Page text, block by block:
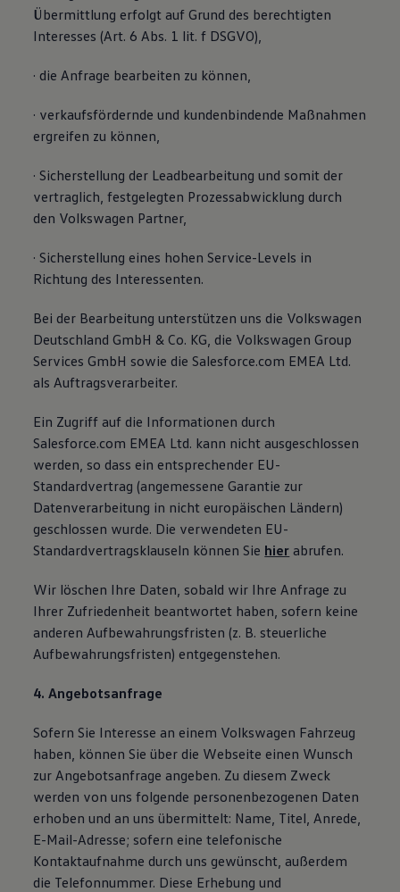
Übermittlung erfolgt auf Grund des berechtigten
Interesses (Art. 6 Abs. 1 lit. f DSGVO),
· die Anfrage bearbeiten zu können,
· verkaufsfördernde und kundenbindende Maßnahmen
ergreifen zu können,
· Sicherstellung der Leadbearbeitung und somit der
vertraglich, festgelegten Prozessabwicklung durch
den Volkswagen Partner,
· Sicherstellung eines hohen Service-Levels in
Richtung des Interessenten.
Bei der Bearbeitung unterstützen uns die Volkswagen
Deutschland GmbH & Co. KG, die Volkswagen Group
Services GmbH sowie die Salesforce.com EMEA Ltd.
als Auftragsverarbeiter.
Ein Zugriff auf die Informationen durch
Salesforce.com EMEA Ltd. kann nicht ausgeschlossen
werden, so dass ein entsprechender EU-
Standardvertrag (angemessene Garantie zur
Datenverarbeitung in nicht europäischen Ländern)
geschlossen wurde. Die verwendeten EU-
Standardvertragsklauseln können Sie hier abrufen.
Wir löschen Ihre Daten, sobald wir Ihre Anfrage zu
Ihrer Zufriedenheit beantwortet haben, sofern keine
anderen Aufbewahrungsfristen (z. B. steuerliche
Aufbewahrungsfristen) entgegenstehen.
4. Angebotsanfrage
Sofern Sie Interesse an einem Volkswagen Fahrzeug
haben, können Sie über die Webseite einen Wunsch
zur Angebotsanfrage angeben. Zu diesem Zweck
werden von uns folgende personenbezogenen Daten
erhoben und an uns übermittelt: Name, Titel, Anrede,
E-Mail-Adresse; sofern eine telefonische
Kontaktaufnahme durch uns gewünscht, außerdem
die Telefonnummer. Diese Erhebung und